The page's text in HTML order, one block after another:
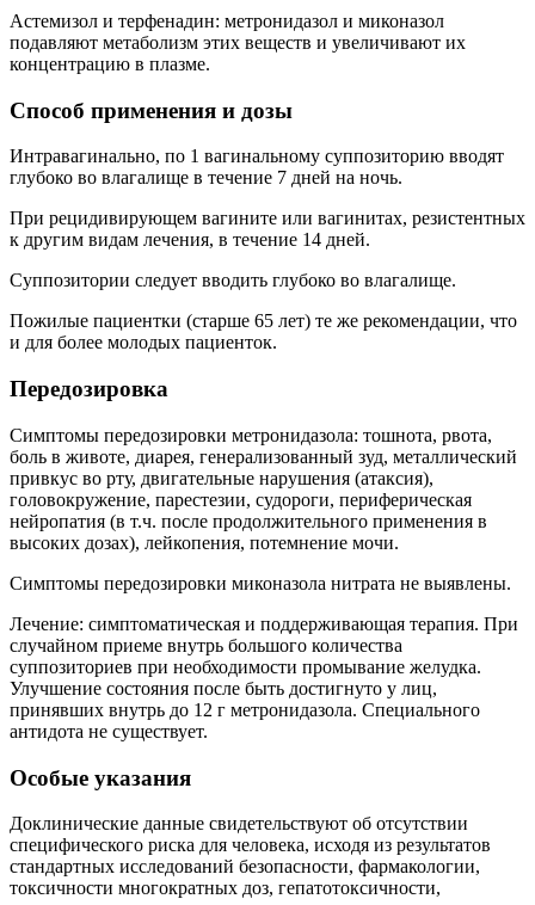
Астемизол и терфенадин: метронидазол и миконазол
подавляют метаболизм этих веществ и увеличивают их
концентрацию в плазме.
Способ применения и дозы
Интравагинально, по 1 вагинальному суппозиторию вводят
глубоко во влагалище в течение 7 дней на ночь.
При рецидивирующем вагините или вагинитах, резистентных
к другим видам лечения, в течение 14 дней.
Суппозитории следует вводить глубоко во влагалище.
Пожилые пациентки (старше 65 лет) те же рекомендации, что
и для более молодых пациенток.
Передозировка
Симптомы передозировки метронидазола: тошнота, рвота,
боль в животе, диарея, генерализованный зуд, металлический
привкус во рту, двигательные нарушения (атаксия),
головокружение, парестезии, судороги, периферическая
нейропатия (в т.ч. после продолжительного применения в
высоких дозах), лейкопения, потемнение мочи.
Симптомы передозировки миконазола нитрата не выявлены.
Лечение: симптоматическая и поддерживающая терапия. При
случайном приеме внутрь большого количества
суппозиториев при необходимости промывание желудка.
Улучшение состояния после быть достигнуто у лиц,
принявших внутрь до 12 г метронидазола. Специального
антидота не существует.
Особые указания
Доклинические данные свидетельствуют об отсутствии
специфического риска для человека, исходя из результатов
стандартных исследований безопасности, фармакологии,
токсичности многократных доз, гепатотоксичности,